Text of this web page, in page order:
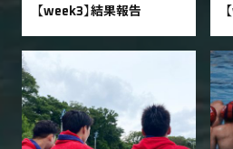
【week3】結果報告